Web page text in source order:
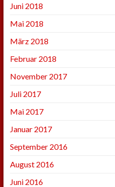
Juni 2018
Mai 2018
März 2018
Februar 2018
November 2017
Juli 2017
Mai 2017
Januar 2017
September 2016
August 2016
Juni 2016